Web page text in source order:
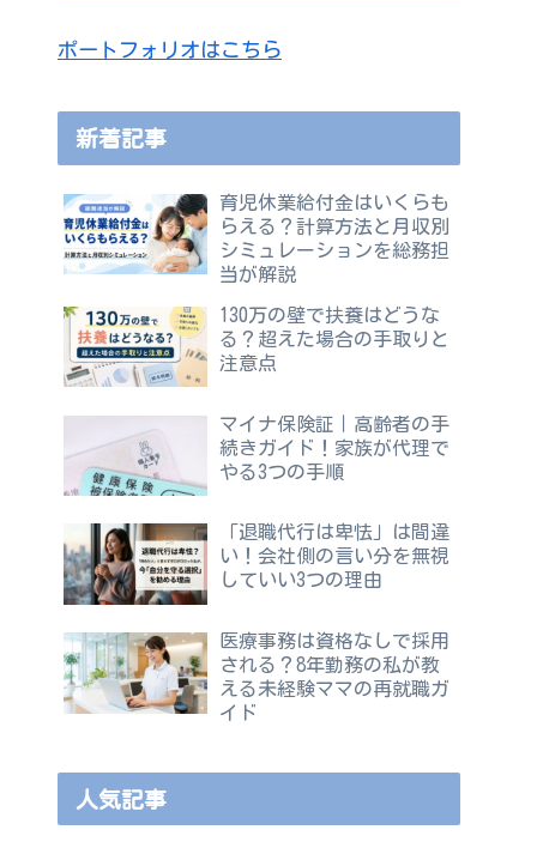
ポートフォリオはこちら
新着記事
育児休業給付金はいくらも
らえる？計算方法と月収別
シミュレーションを総務担
当が解説
130万の壁で扶養はどうな
る？超えた場合の手取りと
注意点
マイナ保険証｜高齢者の手
続きガイド！家族が代理で
やる3つの手順
「退職代行は卑怯」は間違
い！会社側の言い分を無視
していい3つの理由
医療事務は資格なしで採用
される？8年勤務の私が教
える未経験ママの再就職ガ
イド
人気記事